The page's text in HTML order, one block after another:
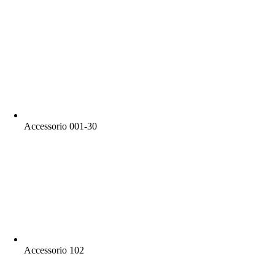
Accessorio 001-30
Accessorio 102